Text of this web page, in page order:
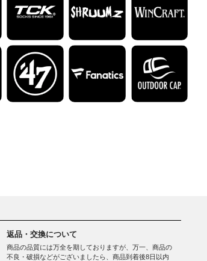
返品・交換について
商品の品質には万全を期しておりますが、万一、商品の
不良・破損などがございましたら、商品到着後8日以内